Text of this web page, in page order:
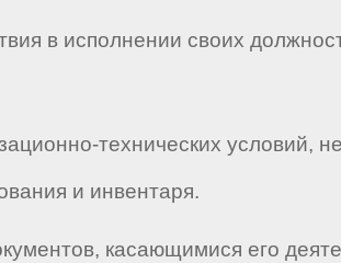
в исполнении своих
технических условий,
и инвентаря.
касающимися его